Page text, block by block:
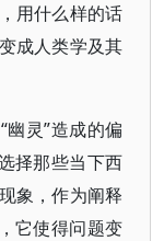
用什么样的话
成人类学及其
灵”造成的偏
择那些当下西
象，作为阐释
它使得问题变